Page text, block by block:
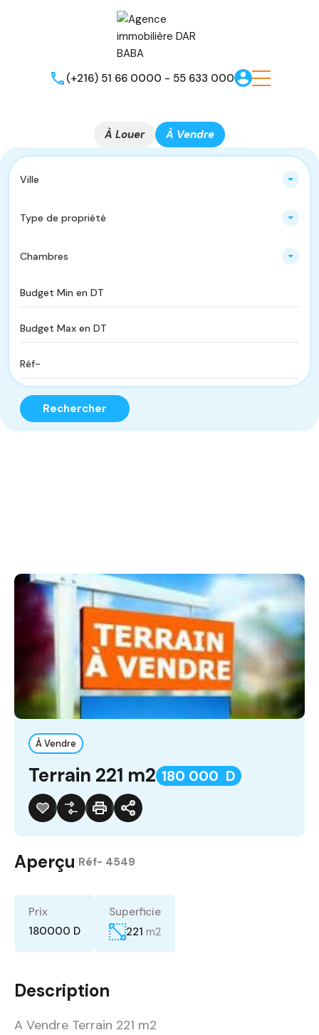
(+216) 51 66 0000 - 55 633 000
À Louer À Vendre
Ville
Type de propriété
Chambres
Rechercher
À Vendre
Terrain 221 m2 180 000 D
Aperçu Réf- 4549
Prix
180000 D
Superficie
221 m2
Description
A Vendre Terrain 221 m2